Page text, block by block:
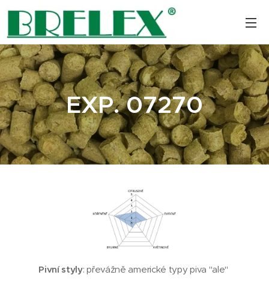
EXP. 07270
Pivní styly: převážně americké typy piva "ale"